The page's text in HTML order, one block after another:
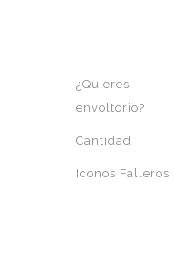
¿Quieres
envoltorio?
Cantidad
Iconos Falleros